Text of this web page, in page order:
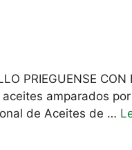
PRIEGUENSE CON
aceites amparados
de Aceites de …